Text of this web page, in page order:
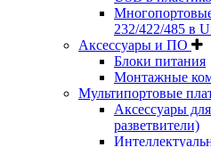
232/422/485 в
Аксессуары и ПО
Блоки питания
Монтажные
Мультипортовые
Аксессуары
разветвители)